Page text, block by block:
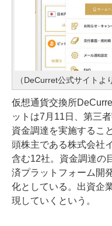
（DeCurret公式サイトよ
仮想通貨交換所
ットは7月11日、第三
資金調達を実施するこ
頭株主である株式会社
含む12社。資金調達の
済プラットフォーム開
化としている。出資企
現していくという。